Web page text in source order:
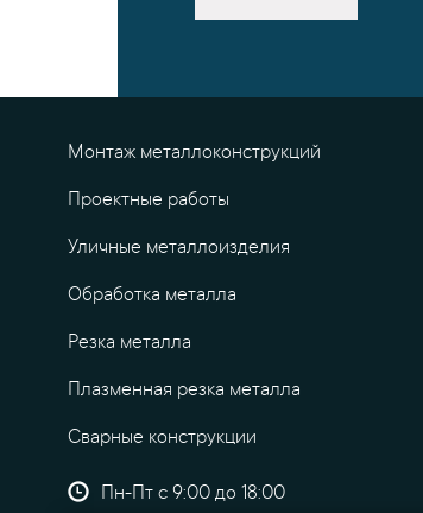
Монтаж металлоконструкций
Проектные работы
Уличные металлоизделия
Обработка металла
Резка металла
Плазменная резка металла
Сварные конструкции
Пн-Пт с 9:00 до 18:00